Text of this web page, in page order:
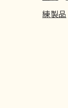
練製品